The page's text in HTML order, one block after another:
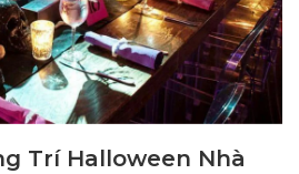
Trí Halloween Nhà